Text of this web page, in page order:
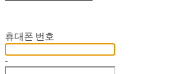
휴대폰 번호
-